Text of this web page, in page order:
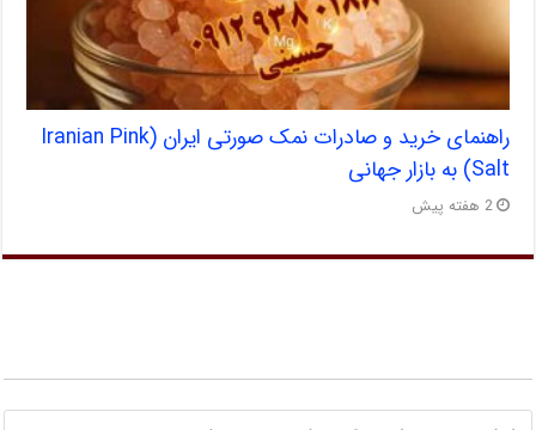
راهنمای خرید و صادرات نمک صورتی ایران (Iranian Pink
Salt) به بازار جهانی
2 هفته پیش